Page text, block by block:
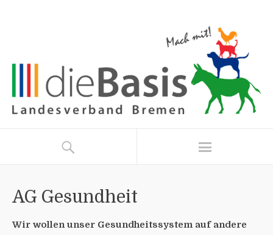
AG Gesundheit
Wir wollen unser Gesundheitssystem auf andere